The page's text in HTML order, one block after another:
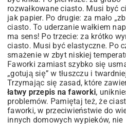
rozwałkowane ciasto. Musi być
jak papier. Po drugie: za mało
ciasto. To uderzanie wałkiem
ma sens! Po trzecie: za krótko
ciasto. Musi być elastyczne. Po
smażenie w zbyt niskiej
Faworki zamiast szybko się
„gotują się” w tłuszczu i
Trzymając się zasad, które
łatwy przepis na faworki,
problemów. Pamiętaj też, że
faworki, w przeciwieństwie do
innych domowych wypieków, nie